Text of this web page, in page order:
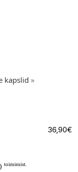
kapslid »
€
36,90
toimimist.